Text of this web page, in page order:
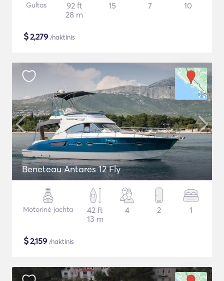
Gultas
92 ft
28 m
15 7 10
$2,279 /naktinis
Beneteau Antares 12 Fly
Motorinė jachta
42 ft
13 m
4 2 1
$2,159 /naktinis